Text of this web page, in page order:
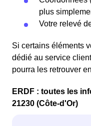
plus
Votre relevé
Si certains éléments
dédié au service
pourra les retrouver
ERDF : toutes les
21230 (Côte-d'Or)